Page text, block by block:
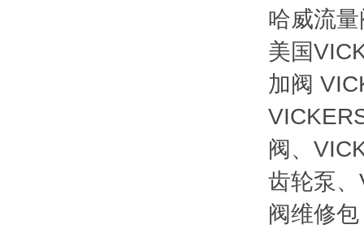
哈威流
美国
加阀
阀、
齿轮泵
阀维修